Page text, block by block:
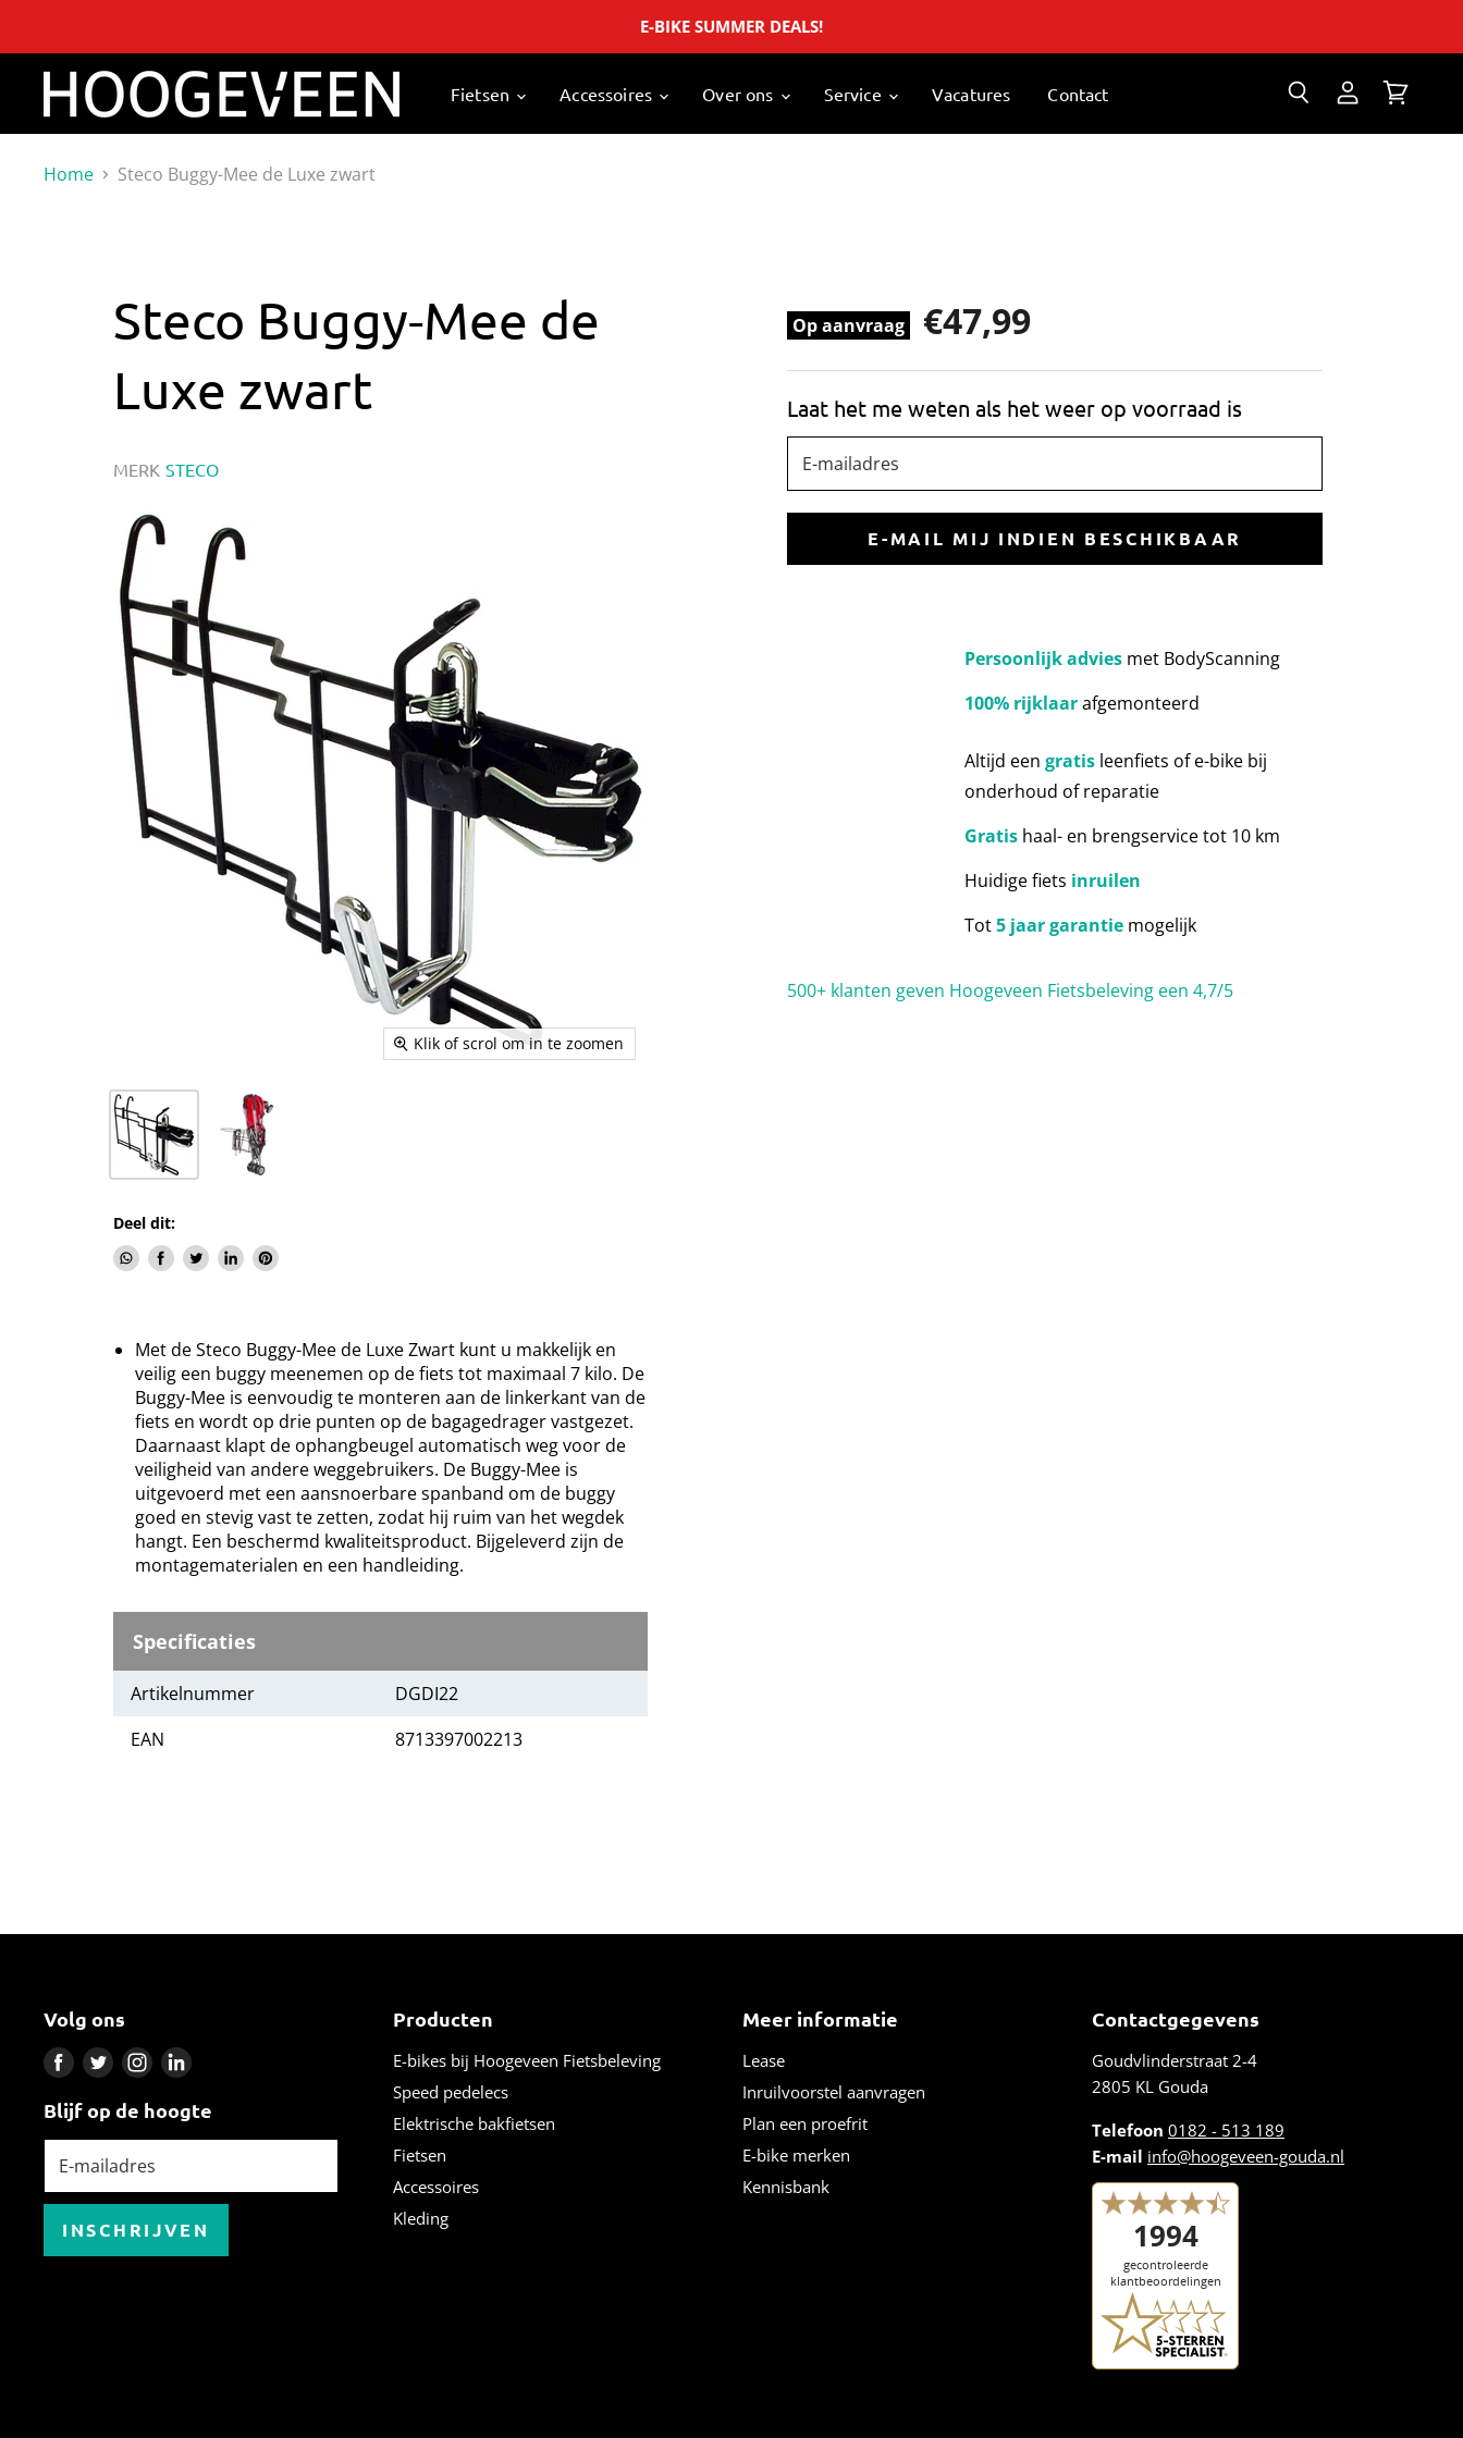
E-BIKE SUMMER DEALS!
Fietsen Accessoires Over ons Service Vacatures Contact
bekijkenbekijken
Home
Steco Buggy-Mee de Luxe zwart
Steco Buggy-Mee de
Luxe zwart
MERK STECO
Klik of scrol om in te zoomen
Deel dit:
Deel
DelenTweetDeel
Pin
Met de Steco Buggy-Mee de Luxe Zwart kunt u makkelijk en
veilig een buggy meenemen op de fiets tot maximaal 7 kilo. De
Buggy-Mee is eenvoudig te monteren aan de linkerkant van de
fiets en wordt op drie punten op de bagagedrager vastgezet.
Daarnaast klapt de ophangbeugel automatisch weg voor de
veiligheid van andere weggebruikers. De Buggy-Mee is
uitgevoerd met een aansnoerbare spanband om de buggy
goed en stevig vast te zetten, zodat hij ruim van het wegdek
hangt. Een beschermd kwaliteitsproduct. Bijgeleverd zijn de
montagematerialen en een handleiding.
Specificaties
Artikelnummer
DGDI22
EAN
8713397002213
Op aanvraag €47,99
Laat het me weten als het weer op voorraad is
E-mailadres
E-MAIL MIJ INDIEN BESCHIKBAAR
Persoonlijk adviesmet BodyScanning
100% rijklaarafgemonteerd
Altijd een gratisleenfiets of e-bike bij
onderhoud of reparatie
Gratishaal- en brengservice tot 10 km
Huidige fiets inruilen
Tot5 jaar garantiemogelijk
500+ klanten geven Hoogeveen Fietsbeleving een 4,7/5
Volg ons
Vind
op
Vind
op
Vind
op
Vind
op
Blijf op de hoogte
E-mailadres
INSCHRIJVEN
Producten
E-bikes bij Hoogeveen Fietsbeleving
Speed pedelecs
Elektrische bakfietsen
Fietsen
Accessoires
Kleding
Meer informatie
Lease
Inruilvoorstel aanvragen
Plan een proefrit
E-bike merken
Kennisbank
Contactgegevens
Goudvlinderstraat 2-4
2805 KL Gouda
Telefoon 0182 - 513 189
E-mail info@hoogeveen-gouda.nl